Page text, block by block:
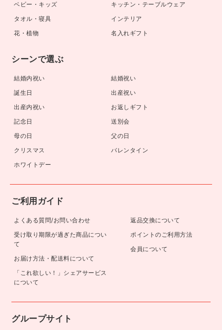
ベビー・キッズ
キッチン・テーブルウェア
タオル・寝具
インテリア
花・植物
名入れギフト
シーンで選ぶ
結婚内祝い
結婚祝い
誕生日
出産祝い
出産内祝い
お返しギフト
記念日
送別会
母の日
父の日
クリスマス
バレンタイン
ホワイトデー
ご利用ガイド
よくある質問/お問い合わせ
受け取り期限が過ぎた商品につい
て
お届け方法・配送料について
「これ欲しい！」シェアサービス
について
返品交換について
ポイントのご利用方法
会員について
グループサイト